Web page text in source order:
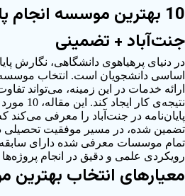
10 بهترین موسسه انجام
جنت‌آباد + تضمینی
در دنیای پرهیاهوی دانشگاهی، نگارش
اساسی دانشجویان است. انتخاب
ارائه خدمات در این زمینه، می‌تواند
نتیجه‌ی
پایان‌نامه در جنت‌آباد را معرفی می‌کند
تضمین شده، در مسیر موفقیت تحصیلی
تمام موسسات معرفی شده دارای
رویکردی علمی و دقیق در انجام
معیارهای انتخاب بهترین